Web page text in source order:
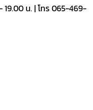
19.00 น. | โทร 065-469-